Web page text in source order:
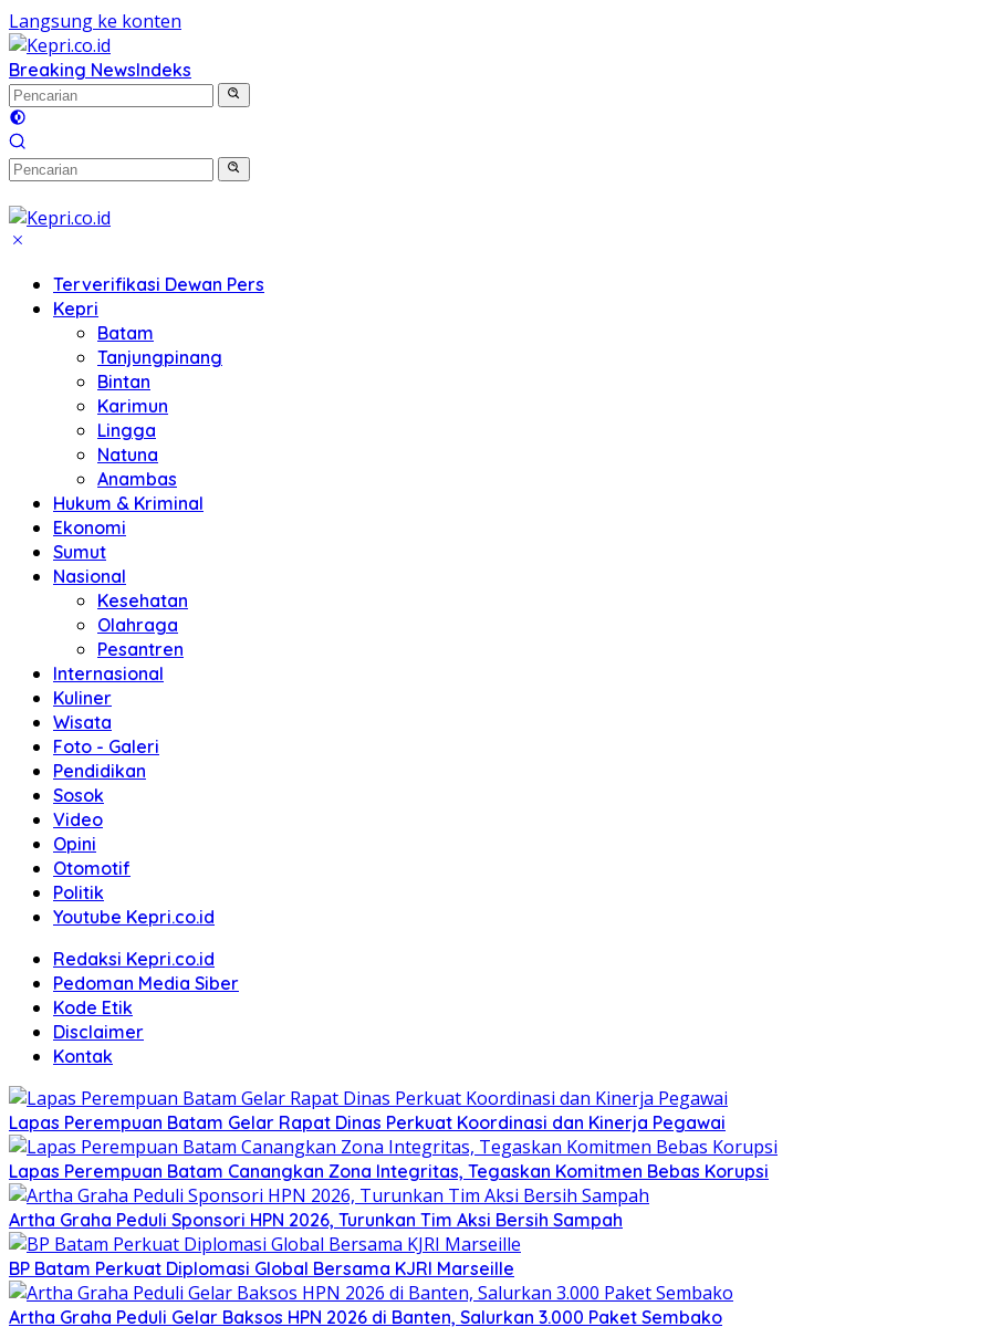
Langsung ke konten
Breaking NewsIndeks
Terverifikasi Dewan Pers
Kepri
Batam
Tanjungpinang
Bintan
Karimun
Lingga
Natuna
Anambas
Hukum & Kriminal
Ekonomi
Sumut
Nasional
Kesehatan
Olahraga
Pesantren
Internasional
Kuliner
Wisata
Foto - Galeri
Pendidikan
Sosok
Video
Opini
Otomotif
Politik
Youtube Kepri.co.id
Redaksi Kepri.co.id
Pedoman Media Siber
Kode Etik
Disclaimer
Kontak
Lapas Perempuan Batam Gelar Rapat Dinas Perkuat Koordinasi dan Kinerja Pegawai
Lapas Perempuan Batam Canangkan Zona Integritas, Tegaskan Komitmen Bebas Korupsi
Artha Graha Peduli Sponsori HPN 2026, Turunkan Tim Aksi Bersih Sampah
BP Batam Perkuat Diplomasi Global Bersama KJRI Marseille
Artha Graha Peduli Gelar Baksos HPN 2026 di Banten, Salurkan 3.000 Paket Sembako